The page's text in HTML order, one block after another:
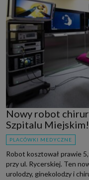
Nowy robot
Szpitalu Miejskim!
PLACÓWKI MEDYCZNE
Robot kosztował prawie
przy ul. Rycerskiej. Ten
urolodzy, ginekolodzy i